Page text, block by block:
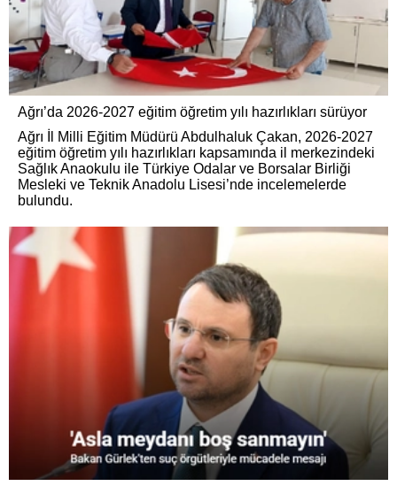
Ağrı’da 2026-2027 eğitim öğretim yılı hazırlıkları sürüyor
Ağrı İl Milli Eğitim Müdürü Abdulhaluk Çakan, 2026-2027
eğitim öğretim yılı hazırlıkları kapsamında il merkezindeki
Sağlık Anaokulu ile Türkiye Odalar ve Borsalar Birliği
Mesleki ve Teknik Anadolu Lisesi’nde incelemelerde
bulundu.